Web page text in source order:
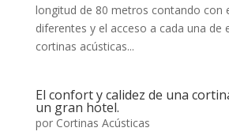
longitud de 80 metros contando con
diferentes y el acceso a cada una de
cortinas acústicas...
El confort y calidez de una
un gran hotel.
por Cortinas Acústicas